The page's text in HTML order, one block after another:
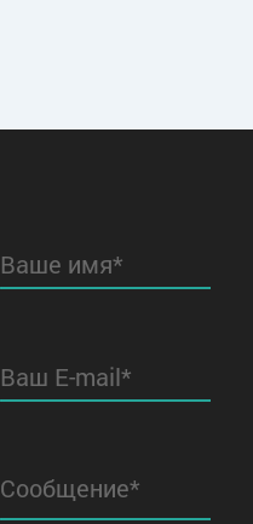
Ваше имя*
Ваш E-mail*
Сообщение*